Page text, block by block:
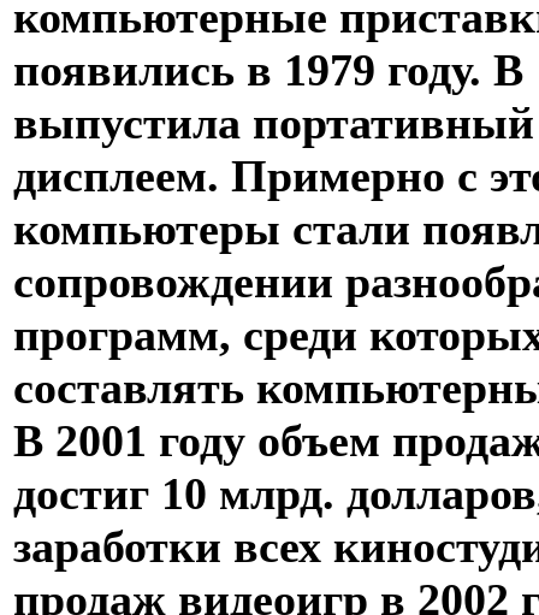
компьютерные
появились в 1979 году.
выпустила
дисплеем. Примерно с
компьютеры стали
сопровождении
программ, среди
составлять
В 2001 году объем
достиг 10 млрд.
заработки всех
продаж видеоигр в 2002